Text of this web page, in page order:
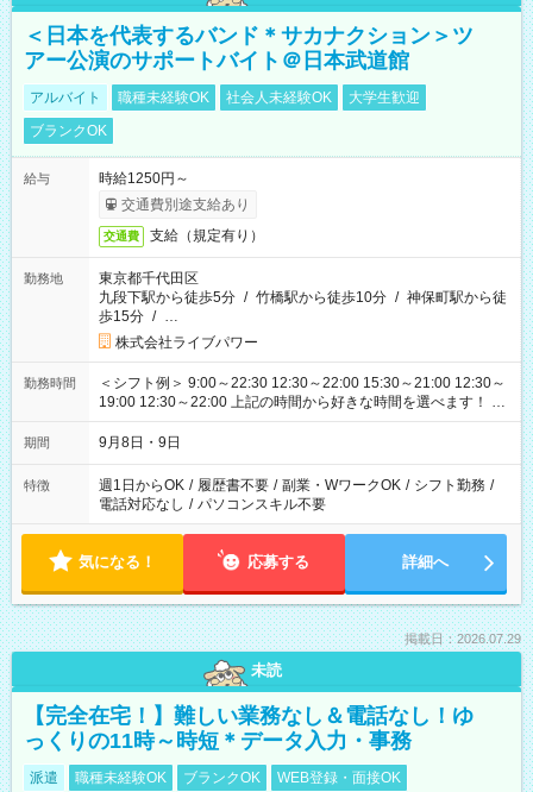
＜日本を代表するバンド＊サカナクション＞ツ
アー公演のサポートバイト＠日本武道館
アルバイト 職種未経験OK 社会人未経験OK
大学生歓迎
ブランクOK
給与
時給1250円～
交通費別途支給あり
交通費 支給（規定有り）
勤務地
東京都千代田区
九段下駅から徒歩5分 / 竹橋駅から徒歩10分 / 神保町駅から徒
歩15分 / …
株式会社ライブパワー
勤務時間
＜シフト例＞ 9:00～22:30 12:30～22:00 15:30～21:00 12:30～
19:00 12:30～22:00 上記の時間から好きな時間を選べます！ ※
時間は変更となる可能性があります
期間 9月8日・9日
特徴 週1日からOK / 履歴書不要 / 副業・WワークOK / シフト勤務 /
電話対応なし / パソコンスキル不要
気になる！ 応募する 詳細へ
掲載日：2026.07.29
未読
【完全在宅！】難しい業務なし＆電話なし！ゆ
っくりの11時～時短＊データ入力・事務
派遣 職種未経験OK ブランクOK WEB登録・面接OK